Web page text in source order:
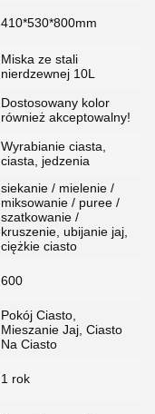
410*530*800mm
Miska ze stali
nierdzewnej 10L
Dostosowany kolor
również akceptowalny!
Wyrabianie ciasta,
ciasta, jedzenia
siekanie / mielenie /
miksowanie / puree /
szatkowanie /
kruszenie, ubijanie jaj,
ciężkie ciasto
600
Pokój Ciasto,
Mieszanie Jaj, Ciasto
Na Ciasto
1 rok